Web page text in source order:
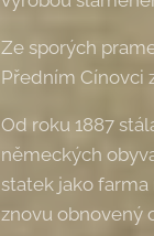
Ze sporých
Předním Cínovci
Od roku 1887
německých
statek jako
znovu obnovený